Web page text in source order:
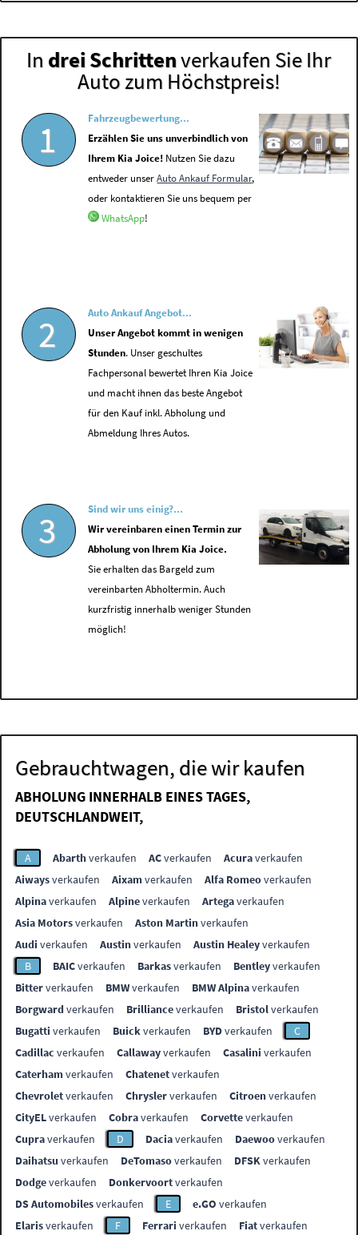
In drei Schrittenverkaufen Sie Ihr
Auto zum Höchstpreis!
1
Fahrzeugbewertung...
Erzählen Sie uns unverbindlich von
Ihrem Kia Joice! Nutzen Sie dazu
entweder unserAuto Ankauf Formular,
oder kontaktieren Sie uns bequem per
WhatsApp!
2
Auto Ankauf Angebot...
Unser Angebot kommt in wenigen
Stunden. Unser geschultes
Fachpersonal bewertet Ihren Kia Joice
und macht ihnen das beste Angebot
für den Kauf inkl. Abholung und
Abmeldung Ihres Autos.
3
Sind wir uns einig?...
Wir vereinbaren einen Termin zur
Abholung von Ihrem Kia Joice.
Sie erhalten das Bargeld zum
vereinbarten Abholtermin. Auch
kurzfristig innerhalb weniger Stunden
möglich!
Gebrauchtwagen, die wir kaufen
ABHOLUNG INNERHALB EINES TAGES,
DEUTSCHLANDWEIT,
A Abarthverkaufen ACverkaufen Acuraverkaufen
Aiwaysverkaufen Aixamverkaufen Alfa Romeoverkaufen
Alpinaverkaufen Alpineverkaufen Artegaverkaufen
Asia Motorsverkaufen Aston Martinverkaufen
Audi verkaufen Austinverkaufen Austin Healeyverkaufen
B
BAICverkaufen Barkasverkaufen Bentleyverkaufen
Bitterverkaufen BMWverkaufen BMW Alpinaverkaufen
Borgwardverkaufen Brillianceverkaufen Bristolverkaufen
Bugatti verkaufen Buickverkaufen BYDverkaufen
C
Cadillac verkaufen Callawayverkaufen Casalini verkaufen
Caterhamverkaufen Chatenetverkaufen
Chevroletverkaufen Chryslerverkaufen Citroenverkaufen
CityELverkaufen Cobraverkaufen Corvetteverkaufen
Cupraverkaufen D Daciaverkaufen Daewooverkaufen
Daihatsu verkaufen DeTomasoverkaufen DFSKverkaufen
Dodgeverkaufen Donkervoortverkaufen
DS Automobilesverkaufen E e.GO verkaufen
Elarisverkaufen F Ferrari verkaufen Fiatverkaufen